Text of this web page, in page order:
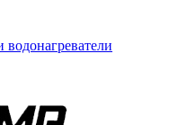
водонагреватели